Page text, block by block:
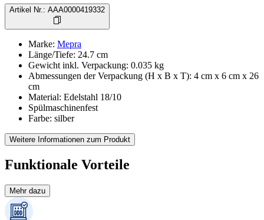
Artikel Nr. : AAA0000419332
Marke: Mepra
Länge/Tiefe: 24.7 cm
Gewicht inkl. Verpackung: 0.035 kg
Abmessungen der Verpackung (H x B x T): 4 cm x 6 cm x 26
cm
Material: Edelstahl 18/10
Spülmaschinenfest
Farbe: silber
Weitere Informationen zum Produkt
Funktionale Vorteile
Mehr dazu